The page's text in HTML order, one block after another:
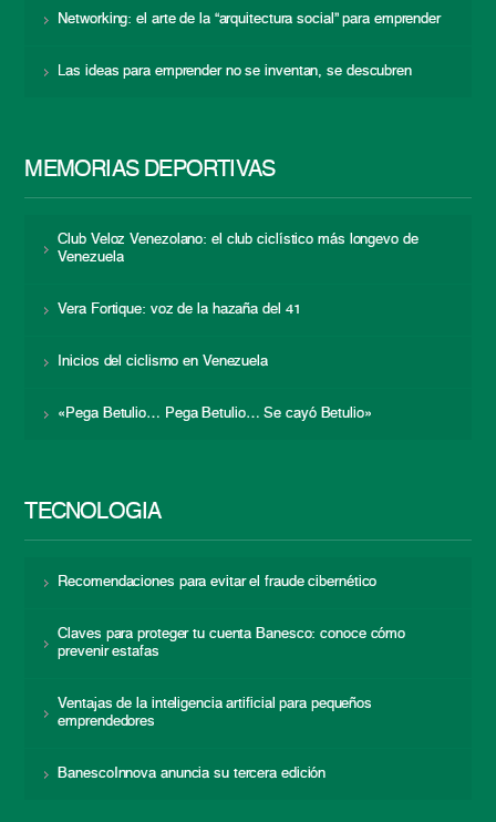
Networking: el arte de la “arquitectura social” para emprender
Las ideas para emprender no se inventan, se descubren
MEMORIAS DEPORTIVAS
Club Veloz Venezolano: el club ciclístico más longevo de
Venezuela
Vera Fortique: voz de la hazaña del 41
Inicios del ciclismo en Venezuela
«Pega Betulio… Pega Betulio… Se cayó Betulio»
TECNOLOGÍA
Recomendaciones para evitar el fraude cibernético
Claves para proteger tu cuenta Banesco: conoce cómo
prevenir estafas
Ventajas de la inteligencia artificial para pequeños
emprendedores
BanescoInnova anuncia su tercera edición